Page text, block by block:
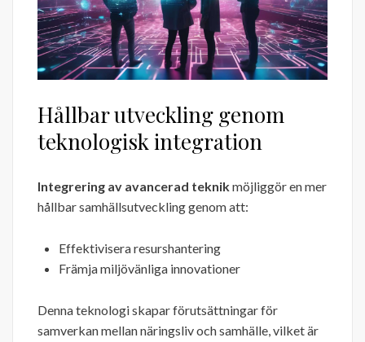
Hållbar utveckling genom
teknologisk integration
Integrering av avancerad teknikmöjliggör en mer
hållbar samhällsutveckling genom att:
Effektivisera resurshantering
Främja miljövänliga innovationer
Denna teknologi skapar förutsättningar för
samverkan mellan näringsliv och samhälle, vilket är